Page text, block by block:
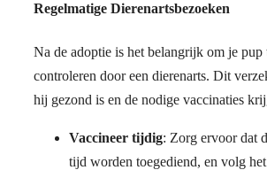
Regelmatige Dierenartsbezoeken
Na de adoptie is het belangrijk om je pup
controleren door een dierenarts. Dit
hij gezond is en de nodige vaccinaties
Vaccineer tijdig: Zorg ervoor dat
tijd worden toegediend, en volg